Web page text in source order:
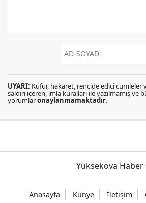
UYARI: Küfür, hakaret, rencide edici cümleler
saldırı içeren, imla kuralları ile yazılmamış ve
yorumlaronaylanmamaktadır.
Yüksekova
Anasayfa Künye İletişim